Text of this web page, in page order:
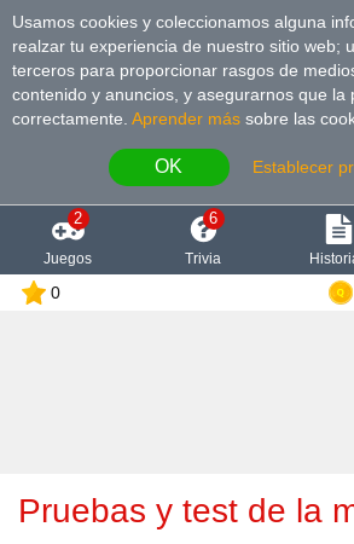
Usamos cookies y coleccionamos alguna
realzar tu experiencia de nuestro sitio web;
terceros para proporcionar rasgos de
contenido y anuncios, y asegurarnos que la
correctamente. Aprender más sobre las
OK Establecer
2
Juegos
6
Trivia
0
Pruebas y test de la